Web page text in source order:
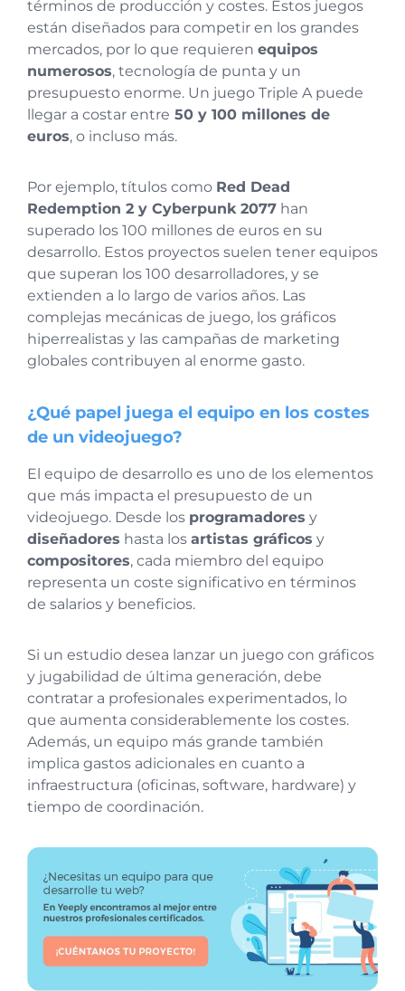
términos de producción y costes. Estos juegos
están diseñados para competir en los grandes
mercados, por lo que requieren equipos
numerosos, tecnología de punta y un
presupuesto enorme. Un juego Triple A puede
llegar a costar entre 50 y 100 millones de
euros, o incluso más.
Por ejemplo, títulos como Red Dead
Redemption 2 y Cyberpunk 2077 han
superado los 100 millones de euros en su
desarrollo. Estos proyectos suelen tener equipos
que superan los 100 desarrolladores, y se
extienden a lo largo de varios años. Las
complejas mecánicas de juego, los gráficos
hiperrealistas y las campañas de marketing
globales contribuyen al enorme gasto.
¿Qué papel juega el equipo en los costes
de un videojuego?
El equipo de desarrollo es uno de los elementos
que más impacta el presupuesto de un
videojuego. Desde los programadores y
diseñadores hasta los artistas gráficos y
compositores, cada miembro del equipo
representa un coste significativo en términos
de salarios y beneficios.
Si un estudio desea lanzar un juego con gráficos
y jugabilidad de última generación, debe
contratar a profesionales experimentados, lo
que aumenta considerablemente los costes.
Además, un equipo más grande también
implica gastos adicionales en cuanto a
infraestructura (oficinas, software, hardware) y
tiempo de coordinación.